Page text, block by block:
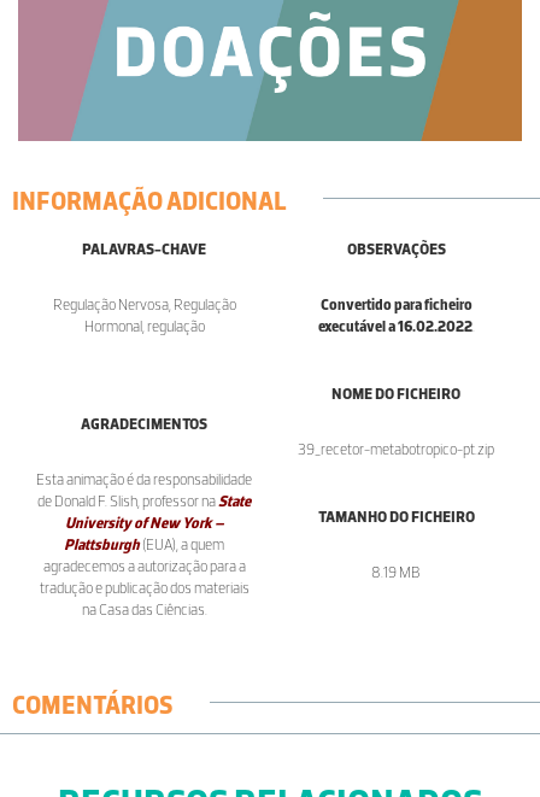
INFORMAÇÃO ADICIONAL
PALAVRAS-CHAVE
Regulação Nervosa, Regulação
Hormonal, regulação
OBSERVAÇÕES
Convertido para ficheiro
executável a 16.02.2022.
AGRADECIMENTOS
Esta animação é da responsabilidade
de Donald F. Slish, professor naState
University of New York –
Plattsburgh(EUA), a quem
agradecemos a autorização para a
tradução e publicação dos materiais
na Casa das Ciências.
NOME DO FICHEIRO
39_recetor-metabotropico-pt.zip
TAMANHO DO FICHEIRO
8.19 MB
COMENTÁRIOS